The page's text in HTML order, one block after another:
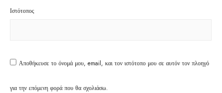
Ιστότοπος
Αποθήκευσε το όνομά μου, email, και τον ιστότοπο μου σε αυτόν τον πλοηγό
για την επόμενη φορά που θα σχολιάσω.